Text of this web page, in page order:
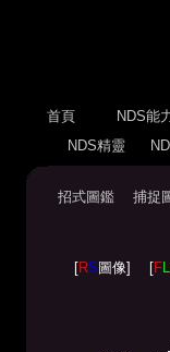
首頁 NDS能
NDS精靈
招式圖鑑 捕捉
[RS 圖像] [FL